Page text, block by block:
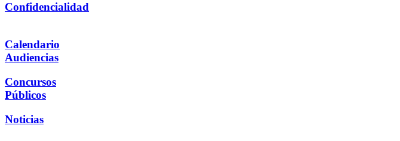
Confidencialidad
Calendario
Audiencias
Concursos
Públicos
Noticias